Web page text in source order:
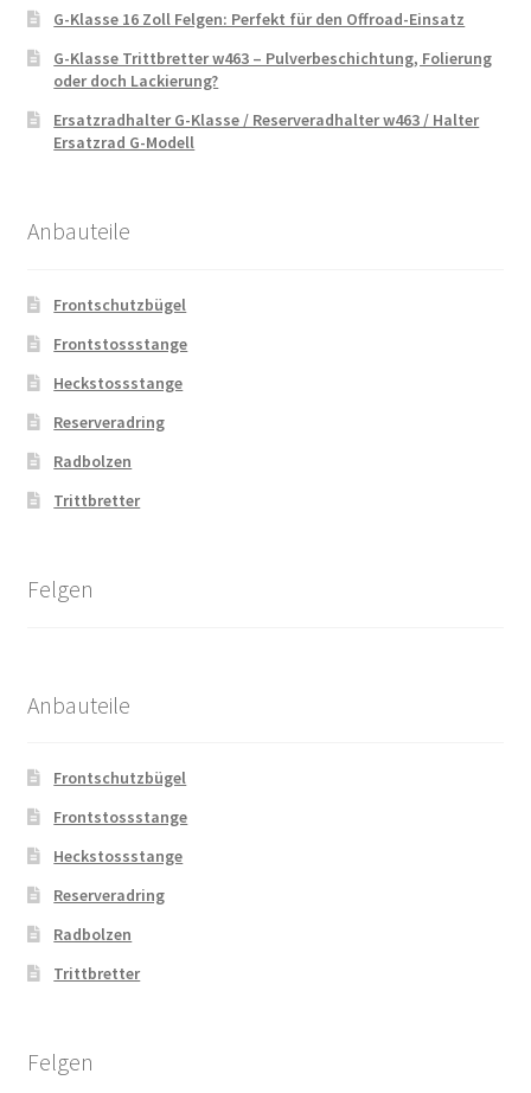
G-Klasse 16 Zoll Felgen: Perfekt für den Offroad-Einsatz
G-Klasse Trittbretter w463 – Pulverbeschichtung, Folierung
oder doch Lackierung?
Ersatzradhalter G-Klasse / Reserveradhalter w463 / Halter
Ersatzrad G-Modell
Anbauteile
Frontschutzbügel
Frontstossstange
Heckstossstange
Reserveradring
Radbolzen
Trittbretter
Felgen
Anbauteile
Frontschutzbügel
Frontstossstange
Heckstossstange
Reserveradring
Radbolzen
Trittbretter
Felgen